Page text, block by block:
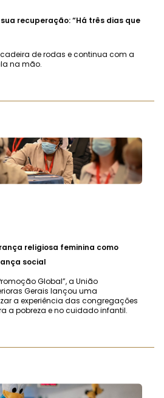
recuperação: “Há três dias que
de rodas e continua com a
na mão.
religiosa feminina como
social
Global”, a União
Gerais lançou uma
a experiência das congregações
a pobreza e no cuidado infantil.